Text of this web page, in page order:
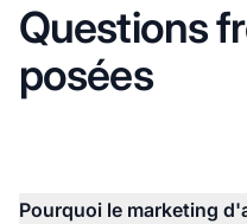
Questions
posées
Pourquoi le marketing